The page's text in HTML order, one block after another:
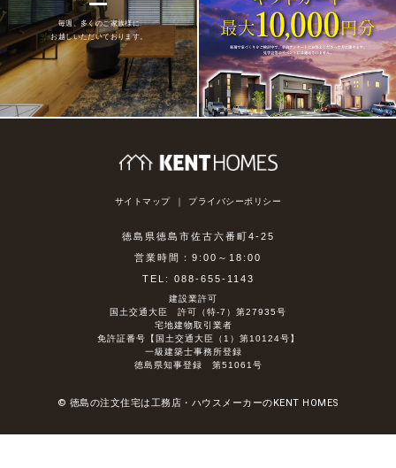
毎週、多くのご家族様に
お越しいただいております。
サイトマップ プライバシーポリシー
徳島県徳島市佐古六番町4-25
営業時間：9:00～18:00
TEL: 088-655-1143
建設業許可
国土交通大臣 許可（特-7）第27935号
宅地建物取引業者
免許証番号【国土交通大臣（1）第10124号】
一級建築士事務所登録
徳島県知事登録 第51061号
© 徳島の注文住宅は工務店・ハウスメーカーのKENT HOMES